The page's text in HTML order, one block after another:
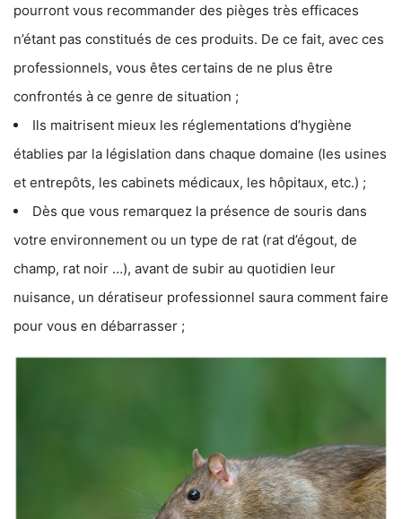
pourront vous recommander des pièges très efficaces
n’étant pas constitués de ces produits. De ce fait, avec ces
professionnels, vous êtes certains de ne plus être
confrontés à ce genre de situation ;
Ils maitrisent mieux les réglementations d’hygiène
établies par la législation dans chaque domaine (les usines
et entrepôts, les cabinets médicaux, les hôpitaux, etc.) ;
Dès que vous remarquez la présence de souris dans
votre environnement ou un type de rat (rat d’égout, de
champ, rat noir …), avant de subir au quotidien leur
nuisance, un dératiseur professionnel saura comment faire
pour vous en débarrasser ;